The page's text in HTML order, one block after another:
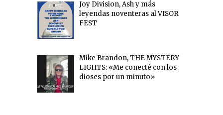
Joy Division, Ash y más
leyendas noventeras al VISOR
FEST
Mike Brandon, THE MYSTERY
LIGHTS: «Me conecté con los
dioses por un minuto»